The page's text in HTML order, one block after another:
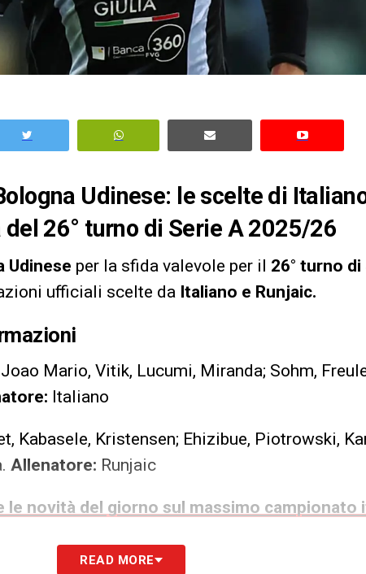
Udinese: le scelte di
26° turno di Serie A 2025/26
Udinese per la sfida valevole per il 26° turno di
ufficiali scelte da Italiano e Runjaic.
Mario, Vitik, Lucumi, Miranda; Sohm,
Italiano
Kabasele, Kristensen; Ehizibue, Piotrowski,
Allenatore: Runjaic
le novità del giorno sul massimo campionato
TOP NEWSREAD MORE